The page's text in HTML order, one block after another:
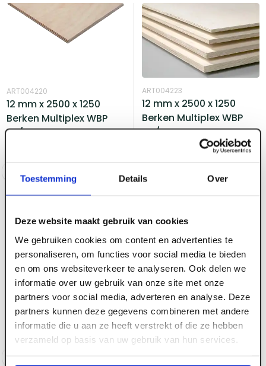
Toestemming Details Over
Deze website maakt gebruik van cookies
We gebruiken cookies om content en advertenties te
personaliseren, om functies voor social media te bieden
en om ons websiteverkeer te analyseren. Ook delen we
informatie over uw gebruik van onze site met onze
partners voor social media, adverteren en analyse. Deze
partners kunnen deze gegevens combineren met andere
informatie die u aan ze heeft verstrekt of die ze hebben
verzameld op basis van uw gebruik van hun services.
ART004220
12 mm x 2500 x 1250
Berken Multiplex WBP
BB/BB
ART004223
12 mm x 2500 x 1250
Berken Multiplex WBP
CP/CP
12 mm x 1530 x 1530
Berken Multiplex MR
BB/BB
Voorraad: 70 +
ART000279
15 mm x 2500 x 1250
Berken Multiplex WBP
BB/BB
Voorraad: 30+